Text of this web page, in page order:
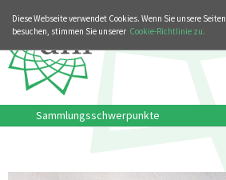
Diese Webseite verwendet Cookies. Wenn Sie unsere Seiten
besuchen, stimmen Sie unserer Cookie-Richtlinie zu.
Sammlungsschwerpunkte